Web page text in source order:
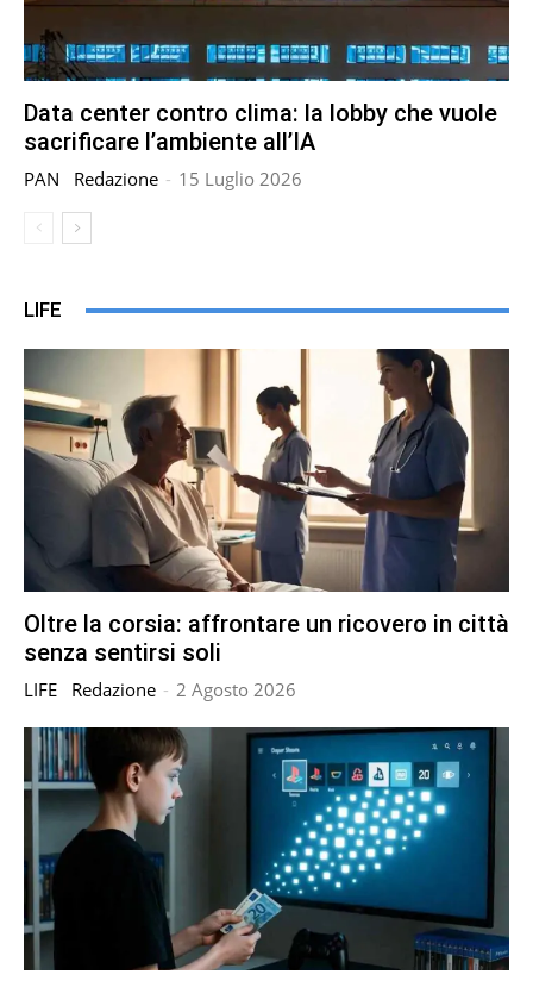
Data center contro clima: la lobby che vuole
sacrificare l’ambiente all’IA
PAN Redazione - 15 Luglio 2026
LIFE
Oltre la corsia: affrontare un ricovero in città
senza sentirsi soli
LIFE Redazione - 2 Agosto 2026